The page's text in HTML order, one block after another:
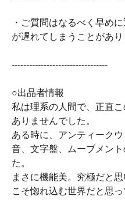
・ご質問はなるべく早め
が遅れてしまうことがあり
---------------------------------
○出品者情報
私は理系の人間で、正直
ありませんでした。
ある時に、アンティーク
音、文字盤、ムーブメン
た。
まさに機能美。究極だと
こそ惚れ込む世界だと思っ